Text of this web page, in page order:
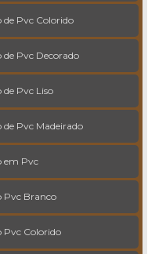
de Pvc Colorido
de Pvc Decorado
de Pvc Liso
de Pvc Madeirado
em Pvc
Pvc Branco
Pvc Colorido